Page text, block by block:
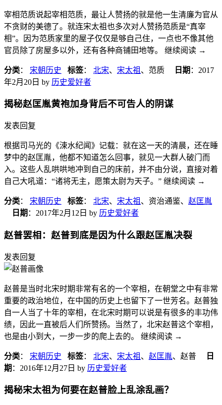
宰相范质说起宰相范质，最让人赞扬的就是他一生清廉为官从
不贪财的美德了。就连宋太祖也多次对人赞扬范质是“真宰
相”。因为范质家里的屋子仅仅是够自己住，一点也不像其他
官员除了房屋多以外，还有各种商铺田地等。 继续阅读 →
分类： 宋朝历史 标签： 北宋、 宋太祖 、范质 日期 ： 2017
年2月20日 by 历史爱好者
揭秘赵匡胤黄袍加身背后不可告人的阴谋
发表回复
根据司马光的《涑水纪闻》记载：就在这一天的清晨，还在睡
梦中的赵匡胤，他都不知道怎么回事，就见一大群人破门而
入。这些人乱哄哄地冲到自己的床前，并不由分说，直接对着
自己大吼道：“诸将无主，愿策太尉为天子。” 继续阅读 →
分类： 宋朝历史 标签： 北宋、 宋太祖 、资治通鉴、 赵匡胤
日期 ： 2017年2月12日 by 历史爱好者
赵普罢相：赵普到底是因为什么跟赵匡胤决裂
发表回复
赵普是当时北宋时期非常有名的一个宰相，在朝堂之中有非常
重要的政治地位，在中国的历史上也留下了一世芳名。赵普独
自一人当了十年的宰相，在北宋时期可以说是有很多的丰功伟
绩，因此一直被后人们所赞扬。当然了，北宋赵普这个宰相，
也是由小到大，一步一步的爬上去的。 继续阅读 →
分类： 宋朝历史 标签： 北宋、 宋太祖 、 赵匡胤、赵普
日
期 ： 2016年12月27日 by 历史爱好者
揭秘宋太祖为何要在赵普脸上乱涂乱画？